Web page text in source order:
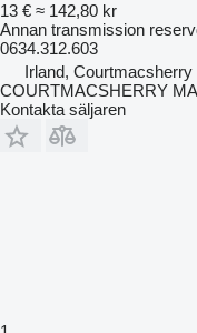
13 € ≈ 142,80 kr
Annan transmission
0634.312.603
Irland, Courtmacsherry
COURTMACSHERRY
Kontakta säljaren